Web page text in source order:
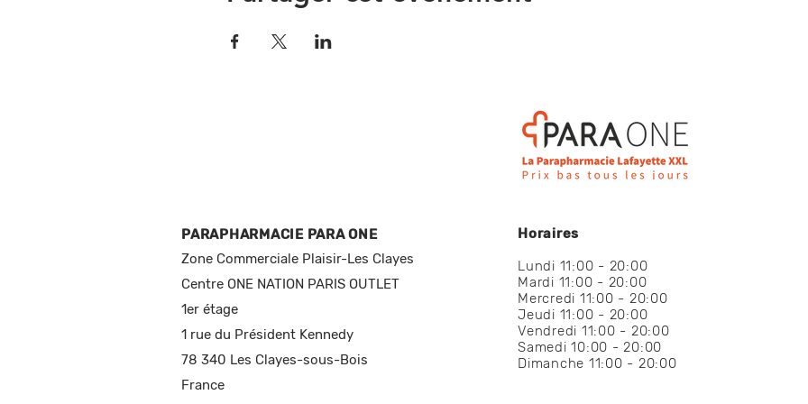
PARAPHARMACIE PARA ONE
Zone Commerciale Plaisir-Les Clayes
Centre ONE NATION PARIS OUTLET
1er étage
1 rue du Président Kennedy
78 340 Les Clayes-sous-Bois
France
Horaires
Lundi 11:00 - 20:00
Mardi 11:00 - 20:00
Mercredi 11:00 - 20:00
Jeudi 11:00 - 20:00
Vendredi 11:00 - 20:00
Samedi 10:00 - 20:00
Dimanche 11:00 - 20:00